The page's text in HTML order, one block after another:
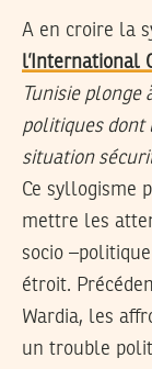
A en croire la
l’International
Tunisie plonge
politiques dont
situation
Ce syllogisme
mettre les
socio
étroit.
Wardia, les
un trouble